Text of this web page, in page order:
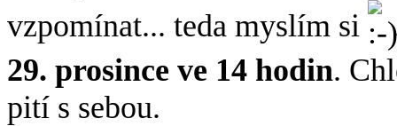
vzpomínat... teda myslím si
29. prosince ve 14 hodin.
pití s sebou.